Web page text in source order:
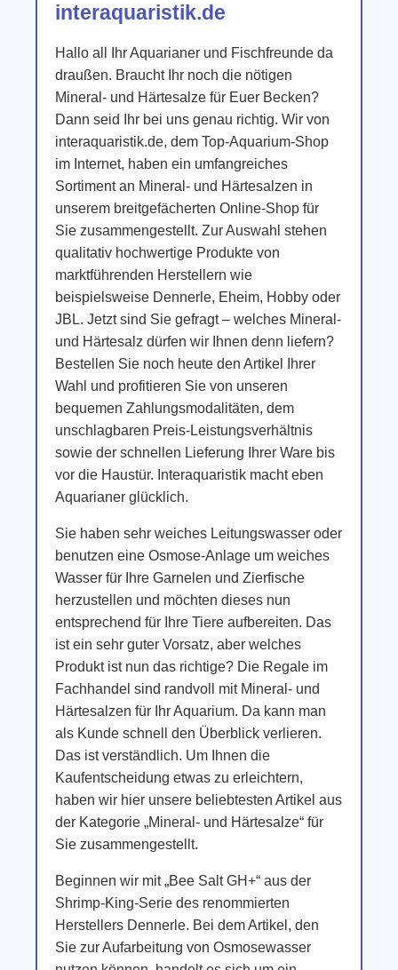
interaquaristik.de
Hallo all Ihr Aquarianer und Fischfreunde da
draußen. Braucht Ihr noch die nötigen
Mineral- und Härtesalze für Euer Becken?
Dann seid Ihr bei uns genau richtig. Wir von
interaquaristik.de, dem Top-Aquarium-Shop
im Internet, haben ein umfangreiches
Sortiment an Mineral- und Härtesalzen in
unserem breitgefächerten Online-Shop für
Sie zusammengestellt. Zur Auswahl stehen
qualitativ hochwertige Produkte von
marktführenden Herstellern wie
beispielsweise Dennerle, Eheim, Hobby oder
JBL. Jetzt sind Sie gefragt – welches Mineral-
und Härtesalz dürfen wir Ihnen denn liefern?
Bestellen Sie noch heute den Artikel Ihrer
Wahl und profitieren Sie von unseren
bequemen Zahlungsmodalitäten, dem
unschlagbaren Preis-Leistungsverhältnis
sowie der schnellen Lieferung Ihrer Ware bis
vor die Haustür. Interaquaristik macht eben
Aquarianer glücklich.
Sie haben sehr weiches Leitungswasser oder
benutzen eine Osmose-Anlage um weiches
Wasser für Ihre Garnelen und Zierfische
herzustellen und möchten dieses nun
entsprechend für Ihre Tiere aufbereiten. Das
ist ein sehr guter Vorsatz, aber welches
Produkt ist nun das richtige? Die Regale im
Fachhandel sind randvoll mit Mineral- und
Härtesalzen für Ihr Aquarium. Da kann man
als Kunde schnell den Überblick verlieren.
Das ist verständlich. Um Ihnen die
Kaufentscheidung etwas zu erleichtern,
haben wir hier unsere beliebtesten Artikel aus
der Kategorie „Mineral- und Härtesalze“ für
Sie zusammengestellt.
Beginnen wir mit „Bee Salt GH+“ aus der
Shrimp-King-Serie des renommierten
Herstellers Dennerle. Bei dem Artikel, den
Sie zur Aufarbeitung von Osmosewasser